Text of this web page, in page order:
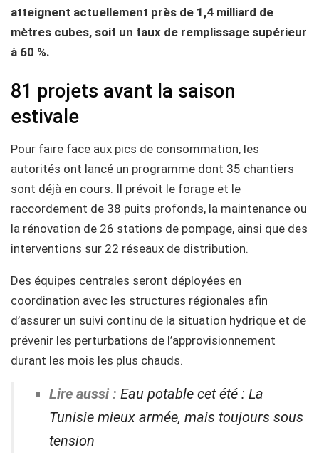
atteignent actuellement près de 1,4 milliard de
mètres cubes, soit un taux de remplissage supérieur
à 60 %.
81 projets avant la saison
estivale
Pour faire face aux pics de consommation, les
autorités ont lancé un programme dont 35 chantiers
sont déjà en cours. Il prévoit le forage et le
raccordement de 38 puits profonds, la maintenance ou
la rénovation de 26 stations de pompage, ainsi que des
interventions sur 22 réseaux de distribution.
Des équipes centrales seront déployées en
coordination avec les structures régionales afin
d’assurer un suivi continu de la situation hydrique et de
prévenir les perturbations de l’approvisionnement
durant les mois les plus chauds.
Lire aussi : Eau potable cet été : La
Tunisie mieux armée, mais toujours sous
tension